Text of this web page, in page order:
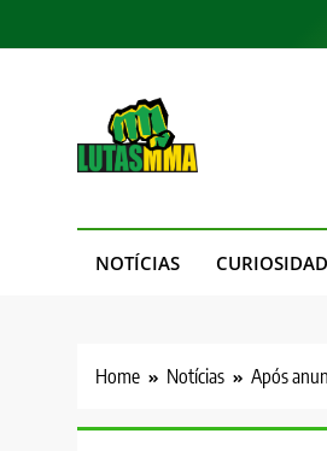
to
NOTÍCIAS
Home Notícias Após